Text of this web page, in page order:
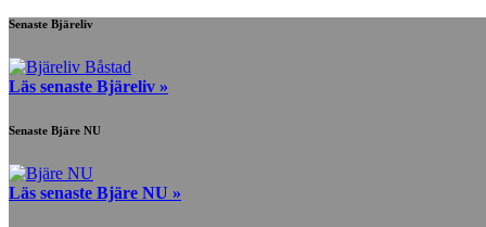
Senaste Bjäreliv
Läs senaste Bjäreliv »
Senaste Bjäre NU
Läs senaste Bjäre NU »